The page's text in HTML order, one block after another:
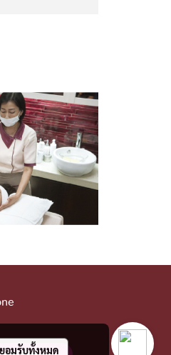
ยอมรับทั้งหมด